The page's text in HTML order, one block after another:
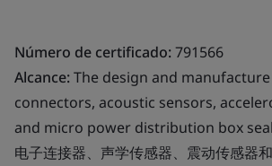
Número de certificado:791566
Alcance:The design and
connectors, acoustic sensors,
and micro power distribution box
电子连接器、声学传感器、震动传感器